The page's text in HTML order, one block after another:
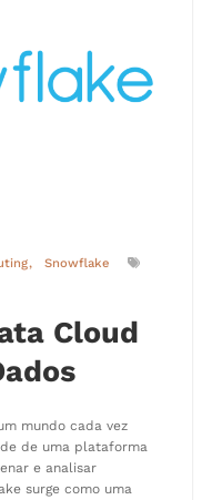
Snowflake
Cloud
mundo cada vez
de uma plataforma
e analisar
surge como uma